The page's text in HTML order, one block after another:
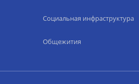
Социальная инфраструктура
Общежития